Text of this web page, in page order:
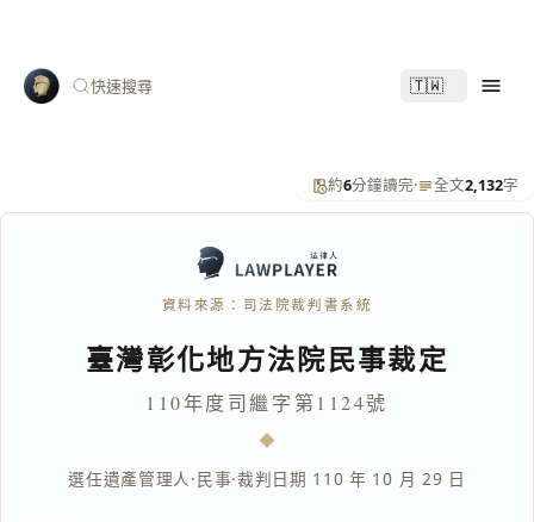
快速搜尋 🇹🇼
約6分鐘讀完· 全文2,132字
資料來源：司法院裁判書系統
臺灣彰化地方法院民事裁定
110年度司繼字第1124號
選任遺產管理人 ·民事·裁判日期 110 年 10 月 29 日